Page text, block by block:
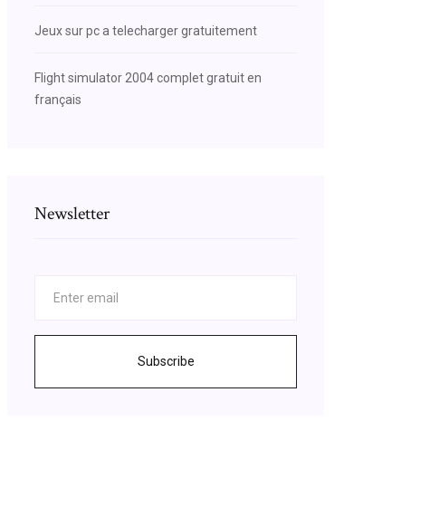
Jeux sur pc a telecharger gratuitement
Flight simulator 2004 complet gratuit en
français
Newsletter
Subscribe